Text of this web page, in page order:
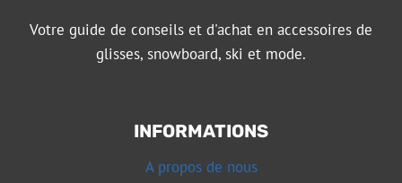
Votre guide de conseils et d'achat en accessoires de
glisses, snowboard, ski et mode.
INFORMATIONS
A propos de nous